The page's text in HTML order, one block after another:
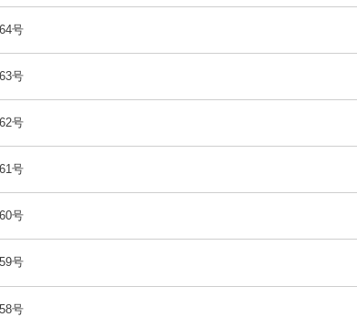
号
号
号
号
号
号
号